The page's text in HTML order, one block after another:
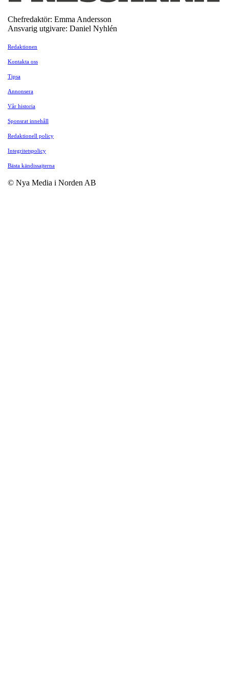
Chefredaktör: Emma Andersson
Ansvarig utgivare: Daniel Nyhlén
Redaktionen
Kontakta oss
Tipsa
Annonsera
Vår historia
Sponsrat innehåll
Redaktionell policy
Integritetspolicy
Bästa kändissajterna
© Nya Media i Norden AB